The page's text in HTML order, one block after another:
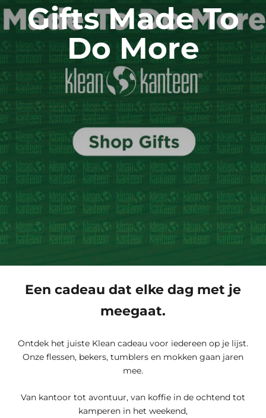
Gifts Made To
Do More
Een cadeau dat elke dag met je
meegaat.
Ontdek het juiste Klean cadeau voor iedereen op je lijst.
Onze flessen, bekers, tumblers en mokken gaan jaren
mee.
Van kantoor tot avontuur, van koffie in de ochtend tot
kamperen in het weekend,